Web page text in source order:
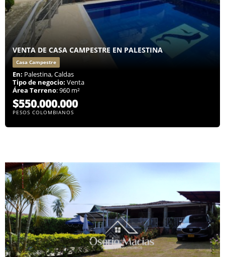
VENTA DE CASA CAMPESTRE EN PALESTINA
Casa Campestre
En: Palestina, Caldas
Tipo de negocio: Venta
Área Terreno: 960 m²
$550.000.000
PESOS COLOMBIANOS